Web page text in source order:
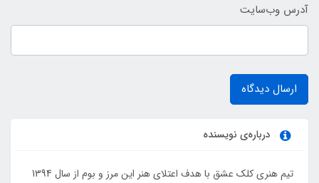
آدرس وب‌سایت
ارسال دیدگاه
درباره‌ی نویسنده
تیم هنری کلک عشق با هدف اعتلای هنر این مرز و بوم از سال 1394